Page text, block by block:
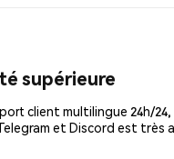
supérieure
client multilingue 24h/
et Discord est très